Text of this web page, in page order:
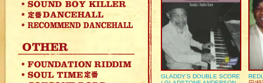
GLADDY’S DOUBLE SCORE